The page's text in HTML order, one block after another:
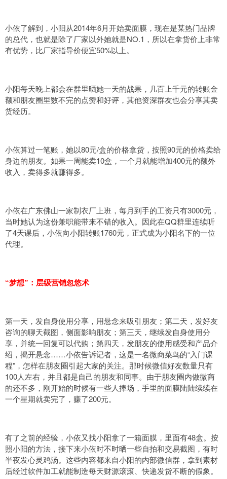
小依了解到，小阳从2014年6月开始卖面膜，现在是某热门品牌
的总代，也就是除了厂家以外她就是NO.1，所以在拿货价上非常
有优势，比厂家指导价便宜50%以上。
小阳每天晚上都会在群里晒她一天的战果，几百上千元的转账金
额和朋友圈里数不完的点赞和好评，其他资深群友也会分享其卖
货经历。
小依算过一笔账，她以80元/盒的价格拿货，按照90元的价格卖给
身边的朋友。如果一周能卖10盒，一个月就能增加400元的额外
收入，卖得多就赚得多。
小依在广东佛山一家制衣厂上班，每月到手的工资只有3000元，
当时她认为这份兼职能带来不错的收入。因此在QQ群里连续听
了4天课后，小依向小阳转账1760元，正式成为小阳名下的一位
代理。
“梦想”：层级营销忽悠术
第一天，发自身使用分享，用悬念来吸引朋友；第二天，发好友
咨询的聊天截图，侧面影响朋友；第三天，继续发自身使用分
享，并统一回复可以代购；第四天，发朋友的使用感受和产品介
绍，揭开悬念……小依告诉记者，这是一名微商菜鸟的“入门课
程”，怎样在朋友圈引起大家的关注。那时候微信好友数量只有
100人左右，并且都是自己的朋友和同事。由于朋友圈内做微商
的还不多，刚开始的时候有一些人捧场，手里的面膜陆陆续续在
一个星期就卖完了，赚了200元。
有了之前的经验，小依又找小阳拿了一箱面膜，里面有48盒。按
照小阳的方法，接下来小依时不时晒一些自拍和交易截图，有时
半夜发心灵鸡汤。这些内容都来自小阳的内部微信群，拿到素材
后经过软件加工就能制造每天财源滚滚、快递发货不断的假象。